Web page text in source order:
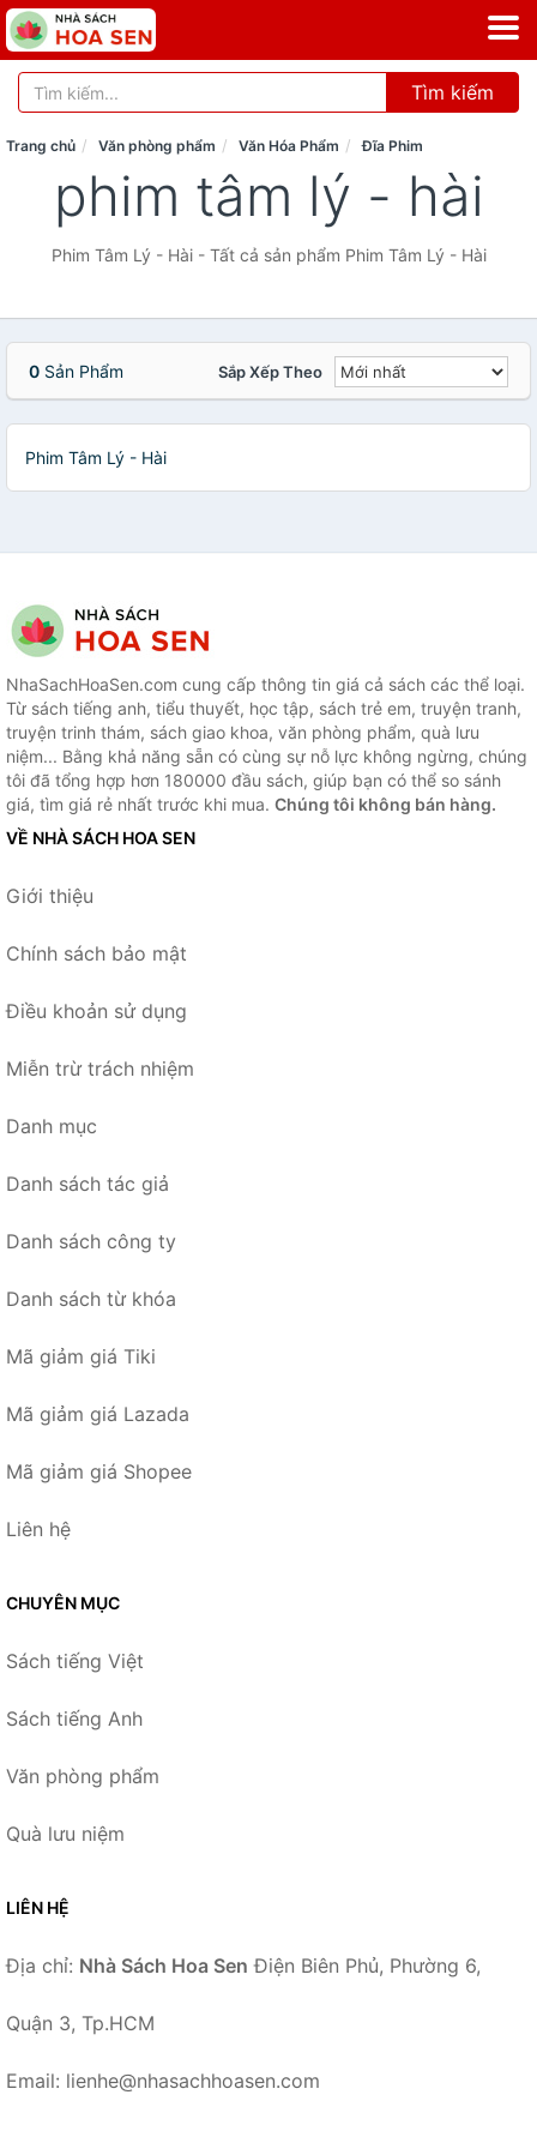
Tìm kiếm
Trang chủ Văn phòng phẩm Văn Hóa Phẩm Đĩa Phim
phim tâm lý - hài
Phim Tâm Lý - Hài - Tất cả sản phẩm Phim Tâm Lý - Hài
0 Sản Phẩm Sắp Xếp Theo
Phim Tâm Lý - Hài
NhaSachHoaSen.com cung cấp thông tin giá cả sách các thể loại.
Từ sách tiếng anh, tiểu thuyết, học tập, sách trẻ em, truyện tranh,
truyện trinh thám, sách giao khoa, văn phòng phẩm, quà lưu
niệm... Bằng khả năng sẵn có cùng sự nỗ lực không ngừng, chúng
tôi đã tổng hợp hơn 180000 đầu sách, giúp bạn có thể so sánh
giá, tìm giá rẻ nhất trước khi mua. Chúng tôi không bán hàng.
VỀ NHÀ SÁCH HOA SEN
Giới thiệu
Chính sách bảo mật
Điều khoản sử dụng
Miễn trừ trách nhiệm
Danh mục
Danh sách tác giả
Danh sách công ty
Danh sách từ khóa
Mã giảm giá Tiki
Mã giảm giá Lazada
Mã giảm giá Shopee
Liên hệ
CHUYÊN MỤC
Sách tiếng Việt
Sách tiếng Anh
Văn phòng phẩm
Quà lưu niệm
LIÊN HỆ
Địa chỉ: Nhà Sách Hoa Sen Điện Biên Phủ, Phường 6,
Quận 3, Tp.HCM
Email: lienhe@nhasachhoasen.com